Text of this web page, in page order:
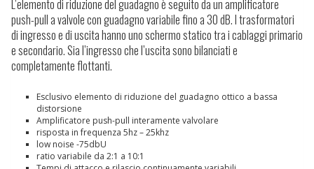
L’elemento di riduzione del guadagno è seguito da un amplificatore
push-pull a valvole con guadagno variabile fino a 30 dB. I trasformatori
di ingresso e di uscita hanno uno schermo statico tra i cablaggi primario
e secondario. Sia l’ingresso che l’uscita sono bilanciati e
completamente flottanti.
Esclusivo elemento di riduzione del guadagno ottico a bassa
distorsione
Amplificatore push-pull interamente valvolare
risposta in frequenza 5hz – 25khz
low noise -75dbU
ratio variabile da 2:1 a 10:1